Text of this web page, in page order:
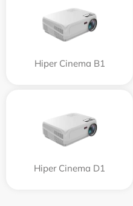
Hiper Cinema B1
Hiper Cinema D1